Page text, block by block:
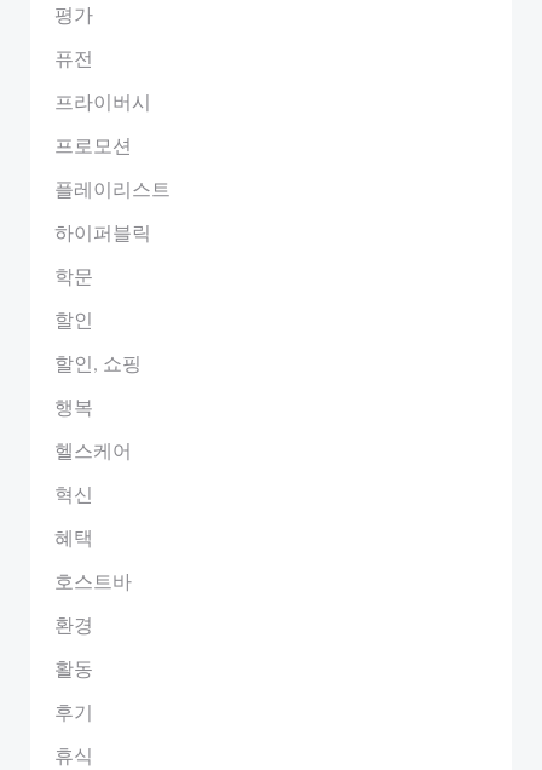
평가
퓨전
프라이버시
프로모션
플레이리스트
하이퍼블릭
학문
할인
할인, 쇼핑
행복
헬스케어
혁신
혜택
호스트바
환경
활동
후기
휴식